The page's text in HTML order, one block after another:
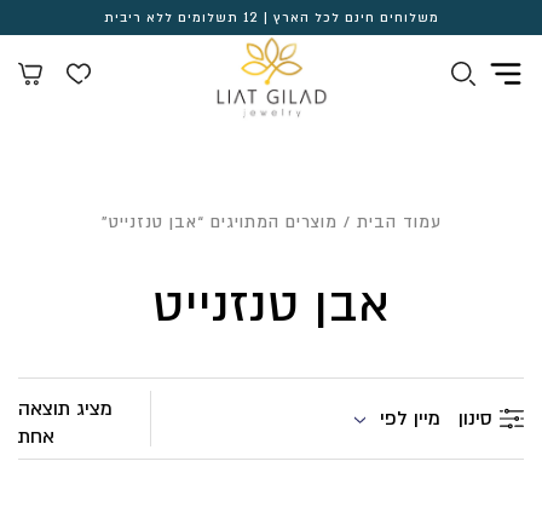
משלוחים חינם לכל הארץ | 12 תשלומים ללא ריבית
עמוד הבית / מוצרים המתויגים “אבן טנזנייט”
אבן טנזנייט
סינון מיין לפי
מציג תוצאה
אחת